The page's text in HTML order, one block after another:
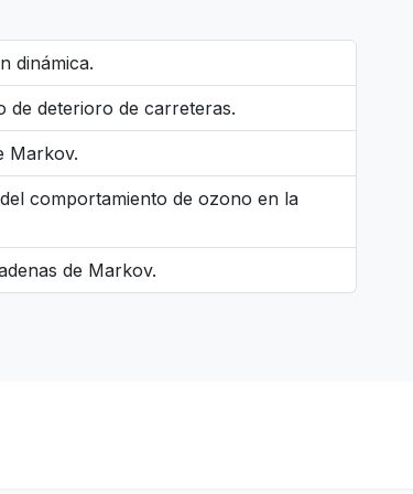
dinámica.
de deterioro de carreteras.
Markov.
comportamiento de ozono en la
de Markov.